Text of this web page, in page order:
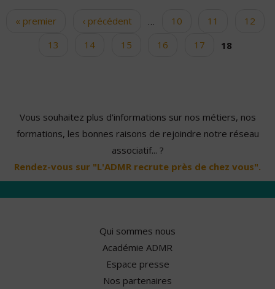
Pages
« premier ‹ précédent … 10 11
12
13
14 15 16 17 18
Vous souhaitez plus d'informations sur nos métiers, nos
formations, les bonnes raisons de rejoindre notre réseau
associatif... ?
Rendez-vous sur "L'ADMR recrute près de chez vous".
Qui sommes nous
Académie ADMR
Espace presse
Nos partenaires